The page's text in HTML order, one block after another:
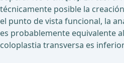
técnicamente posible la
el punto de vista funcional, la
es probablemente equivalente
coloplastia transversa es